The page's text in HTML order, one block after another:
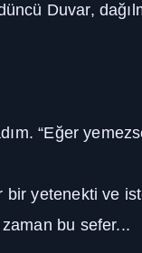
Duvar,
“Eğer
yetenekti ve
bu sefer...